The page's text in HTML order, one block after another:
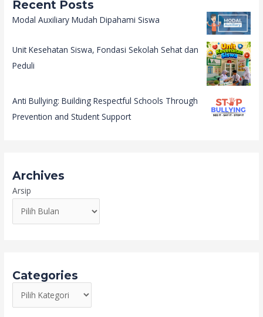
Recent Posts
Modal Auxiliary Mudah Dipahami Siswa
Unit Kesehatan Siswa, Fondasi Sekolah Sehat dan
Peduli
Anti Bullying: Building Respectful Schools Through
Prevention and Student Support
Archives
Arsip
Categories